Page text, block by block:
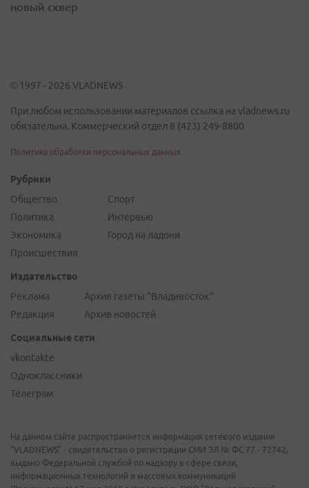
новый сквер
© 1997 - 2026 VLADNEWS
При любом использовании материалов ссылка на vladnews.ru
обязательна. Коммерческий отдел 8 (423) 249-8800
Политика обработки персональных данных
Рубрики
Общество
Политика
Экономика
Происшествия
Спорт
Интервью
Город на ладони
Издательство
Реклама
Редакция
Архив газеты "Владивосток"
Архив новостей
Социальные сети
vkontakte
Одноклассники
Телеграм
На данном сайте распространяется информация сетевого издания
"VLADNEWS" - свидетельство о регистрации СМИ ЭЛ № ФС 77 - 72742,
выдано Федеральной службой по надзору в сфере связи,
информационных технологий и массовых коммуникаций